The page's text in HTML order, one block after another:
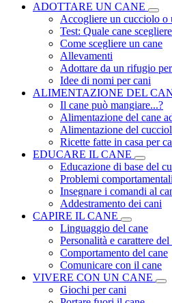
ADOTTARE UN CANE
Accogliere un cucciolo o
Test: Quale cane
Come scegliere un cane
Allevamenti
Adottare da un rifugio
Idee di nomi per cani
ALIMENTAZIONE DEL
Il cane può mangiare...?
Alimentazione del cane
Alimentazione del
Ricette fatte in casa per
EDUCARE IL CANE
Educazione di base del
Problemi
Insegnare i comandi al
Addestramento dei cani
CAPIRE IL CANE
Linguaggio del cane
Personalità e carattere del
Comportamento del cane
Comunicare con il cane
VIVERE CON UN CANE
Giochi per cani